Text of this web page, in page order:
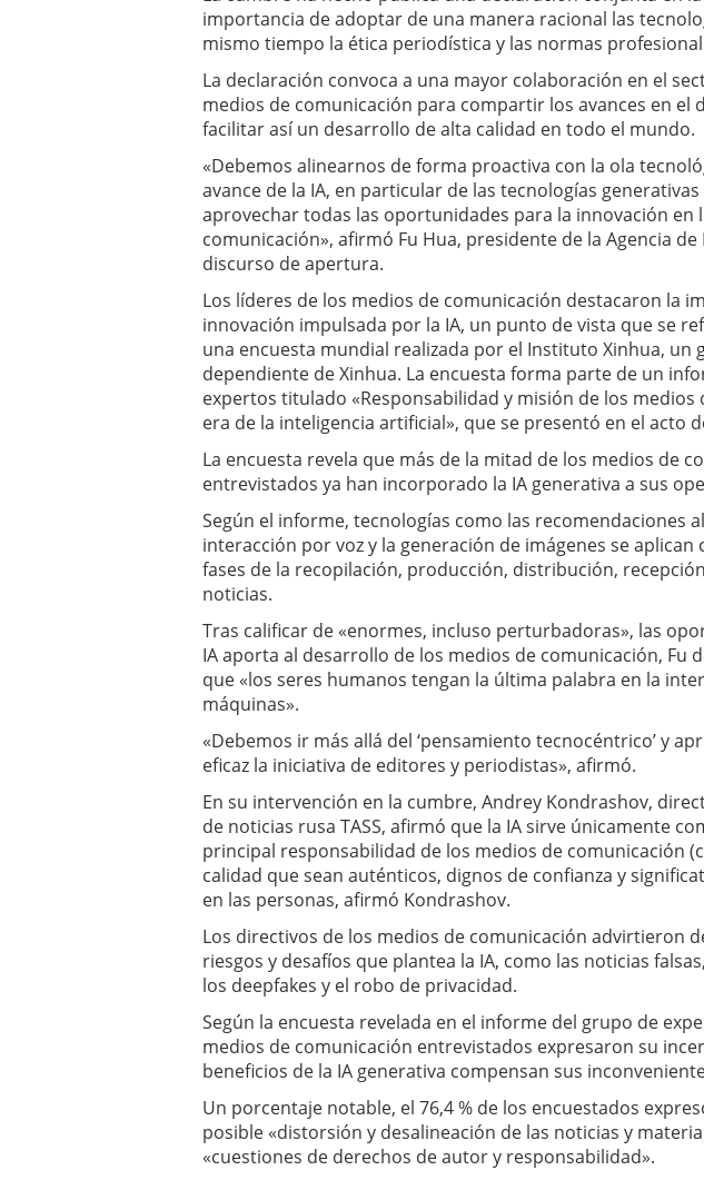
importancia de adoptar de una manera racional las
mismo tiempo la ética periodística y las normas
La declaración convoca a una mayor colaboración en el
medios de comunicación para compartir los avances en el
facilitar así un desarrollo de alta calidad en todo el mundo.
«Debemos alinearnos de forma proactiva con la ola
avance de la IA, en particular de las tecnologías generativas
aprovechar todas las oportunidades para la innovación en
comunicación», afirmó Fu Hua, presidente de la Agencia
discurso de apertura.
Los líderes de los medios de comunicación destacaron la
innovación impulsada por la IA, un punto de vista que se
una encuesta mundial realizada por el Instituto Xinhua, un
dependiente de Xinhua. La encuesta forma parte de un
expertos titulado «Responsabilidad y misión de los medios
era de la inteligencia artificial», que se presentó en el acto
La encuesta revela que más de la mitad de los medios de
entrevistados ya han incorporado la IA generativa a sus
Según el informe, tecnologías como las recomendaciones
interacción por voz y la generación de imágenes se aplican
fases de la recopilación, producción, distribución,
noticias.
Tras calificar de «enormes, incluso perturbadoras», las
IA aporta al desarrollo de los medios de comunicación, Fu
que «los seres humanos tengan la última palabra en la
máquinas».
«Debemos ir más allá del ‘pensamiento tecnocéntrico’ y
eficaz la iniciativa de editores y periodistas», afirmó.
En su intervención en la cumbre, Andrey Kondrashov,
de noticias rusa TASS, afirmó que la IA sirve únicamente
principal responsabilidad de los medios de comunicación
calidad que sean auténticos, dignos de confianza y
en las personas, afirmó Kondrashov.
Los directivos de los medios de comunicación advirtieron
riesgos y desafíos que plantea la IA, como las noticias
los deepfakes y el robo de privacidad.
Según la encuesta revelada en el informe del grupo de
medios de comunicación entrevistados expresaron su
beneficios de la IA generativa compensan sus
Un porcentaje notable, el 76,4 % de los encuestados
posible «distorsión y desalineación de las noticias y
«cuestiones de derechos de autor y responsabilidad».